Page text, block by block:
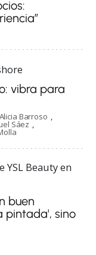
vibra para
Alicia Barroso
Sáez
buen
pintada', sino